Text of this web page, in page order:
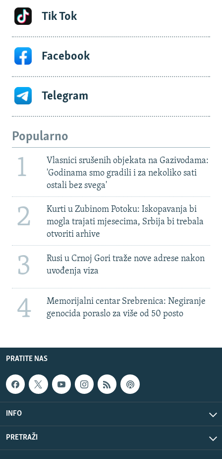
Tik Tok
Facebook
Telegram
Popularno
1
Vlasnici srušenih objekata na Gazivodama:
'Godinama smo gradili i za nekoliko sati
ostali bez svega'
2
Kurti u Zubinom Potoku: Iskopavanja bi
mogla trajati mjesecima, Srbija bi trebala
otvoriti arhive
3
Rusi u Crnoj Gori traže nove adrese nakon
uvođenja viza
4
Memorijalni centar Srebrenica: Negiranje
genocida poraslo za više od 50 posto
PRATITE NAS
INFO
PRETRAŽI